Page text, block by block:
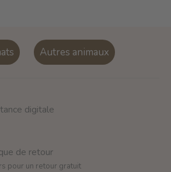
Autres animaux
digitale
de retour
pour un retour gratuit